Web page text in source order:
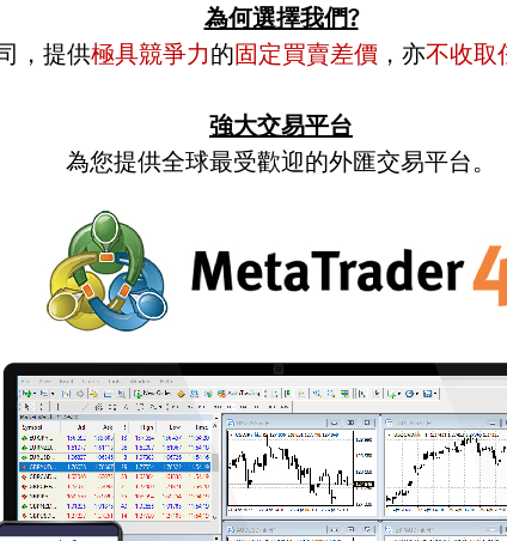
為何選擇我們?
，提供極具競爭力的固定買賣差價 ，亦不收取
強大交易平台
為您提供全球最受歡迎的外匯交易平台。